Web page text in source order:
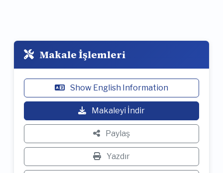
Makale İşlemleri
Show English Information
Makaleyi İndir
Paylaş
Yazdır